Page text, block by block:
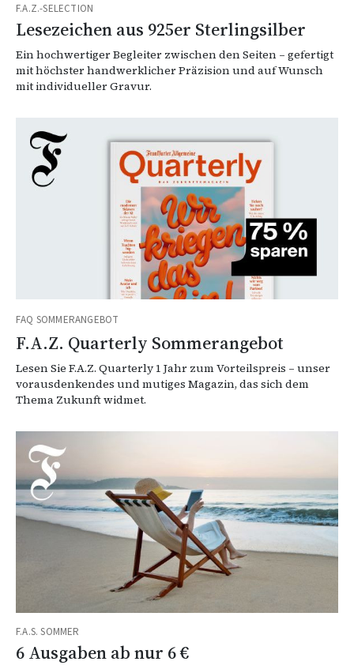
F.A.Z.-SELECTION
Lesezeichen aus 925er Sterlingsilber
Ein hochwertiger Begleiter zwischen den Seiten – gefertigt
mit höchster handwerklicher Präzision und auf Wunsch
mit individueller Gravur.
FAQ SOMMERANGEBOT
F.A.Z. Quarterly Sommerangebot
Lesen Sie F.A.Z. Quarterly 1 Jahr zum Vorteilspreis – unser
vorausdenkendes und mutiges Magazin, das sich dem
Thema Zukunft widmet.
F.A.S. SOMMER
6 Ausgaben ab nur 6 €